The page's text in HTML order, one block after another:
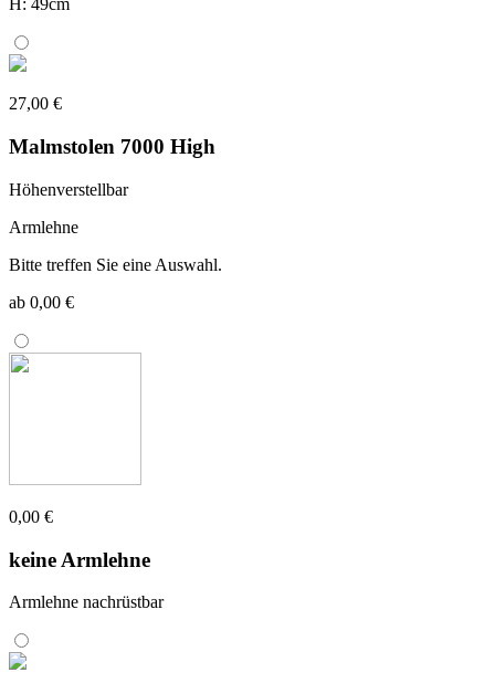
H: 49cm
27,00 €
Malmstolen 7000 High
Höhenverstellbar
Armlehne
Bitte treffen Sie eine Auswahl.
ab 0,00 €
0,00 €
keine Armlehne
Armlehne nachrüstbar